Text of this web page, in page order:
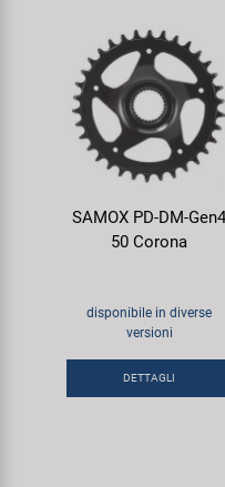
SAMOX PD-DM-Gen4
50 Corona
disponibile in diverse
versioni
DETTAGLI